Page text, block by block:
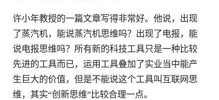
许小年教授的一篇文章写得非常好。他说，出现
了蒸汽机，能说蒸汽机思维吗？出现了电报，能
说电报思维吗？所有新的科技工具只是一种比较
先进的工具而已，运用工具叠加了实业当中能产
生巨大的价值，但是不能说这个工具叫互联网思
维，其实“创新思维”比较合理一点。